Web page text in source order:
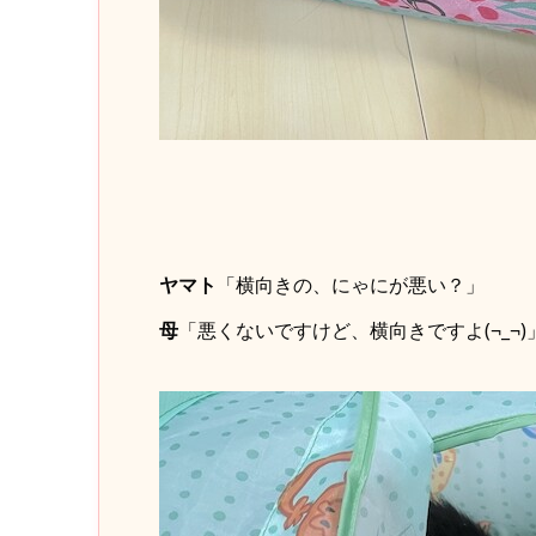
ヤマト 「横向きの、にゃにが悪い？」
母「悪くないですけど、横向きですよ(¬_¬)